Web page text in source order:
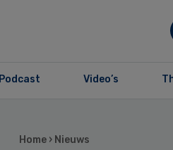
Podcast Video’s
Home › Nieuws